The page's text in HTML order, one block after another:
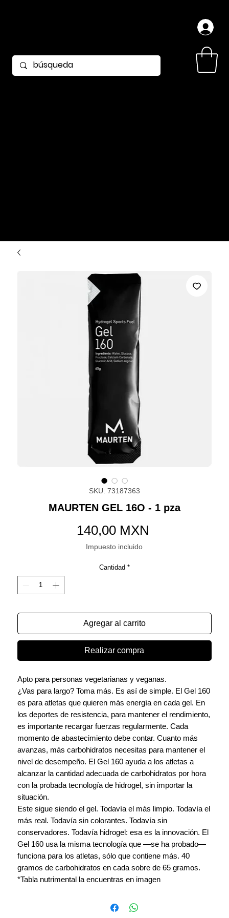
SKU: 73187363
MAURTEN GEL 16O - 1 pza
140,00 MXN
Impuesto incluido
Cantidad *
Agregar al carrito
Realizar compra
Apto para personas vegetarianas y veganas.
¿Vas para largo? Toma más. Es así de simple. El Gel 160
es para atletas que quieren más energía en cada gel. En
los deportes de resistencia, para mantener el rendimiento,
es importante recargar fuerzas regularmente. Cada
momento de abastecimiento debe contar. Cuanto más
avanzas, más carbohidratos necesitas para mantener el
nivel de desempeño. El Gel 160 ayuda a los atletas a
alcanzar la cantidad adecuada de carbohidratos por hora
con la probada tecnología de hidrogel, sin importar la
situación.
Este sigue siendo el gel. Todavía el más limpio. Todavía el
más real. Todavía sin colorantes. Todavía sin
conservadores. Todavía hidrogel: esa es la innovación. El
Gel 160 usa la misma tecnología que —se ha probado—
funciona para los atletas, sólo que contiene más. 40
gramos de carbohidratos en cada sobre de 65 gramos.
*Tabla nutrimental la encuentras en imagen